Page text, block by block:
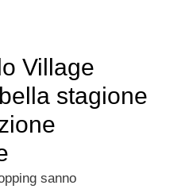
Village
stagione
sanno